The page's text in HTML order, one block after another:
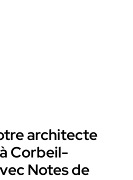
architecte
Corbeil-
Notes de